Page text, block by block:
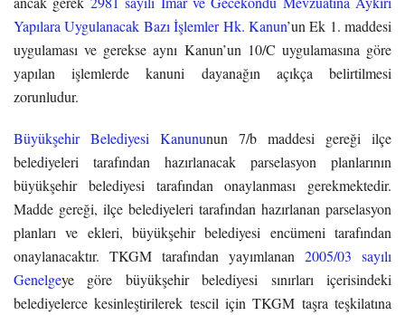
Yapılara Uygulanacak Bazı İşlemler Hk. Kanun’un Ek 1. maddesi
uygulaması ve gerekse aynı Kanun’un 10/C uygulamasına göre
yapılan işlemlerde kanuni dayanağın açıkça belirtilmesi
zorunludur.
Büyükşehir Belediyesi Kanununun 7/b maddesi gereği ilçe
belediyeleri tarafından hazırlanacak parselasyon planlarının
büyükşehir belediyesi tarafından onaylanması gerekmektedir.
Madde gereği, ilçe belediyeleri tarafından hazırlanan parselasyon
planları ve ekleri, büyükşehir belediyesi encümeni tarafından
onaylanacaktır. TKGM tarafından yayımlanan 2005/03 sayılı
Genelgeye göre büyükşehir belediyesi sınırları içerisindeki
belediyelerce kesinleştirilerek tescil için TKGM taşra teşkilatına